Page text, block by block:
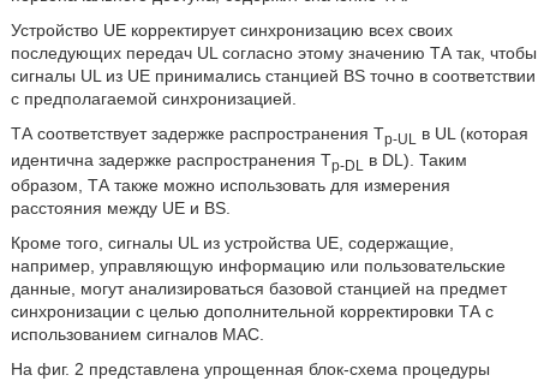
Устройство UE корректирует синхронизацию всех своих
последующих передач UL согласно этому значению ТА так, чтобы
сигналы UL из UE принимались станцией BS точно в соответствии
с предполагаемой синхронизацией.
ТА соответствует задержке распространения Tp-UL
в UL (которая
идентична задержке распространения Tp-DL
в DL). Таким
образом, ТА также можно использовать для измерения
расстояния между UE и BS.
Кроме того, сигналы UL из устройства UE, содержащие,
например, управляющую информацию или пользовательские
данные, могут анализироваться базовой станцией на предмет
синхронизации с целью дополнительной корректировки ТА с
использованием сигналов MAC.
На фиг. 2 представлена упрощенная блок-схема процедуры